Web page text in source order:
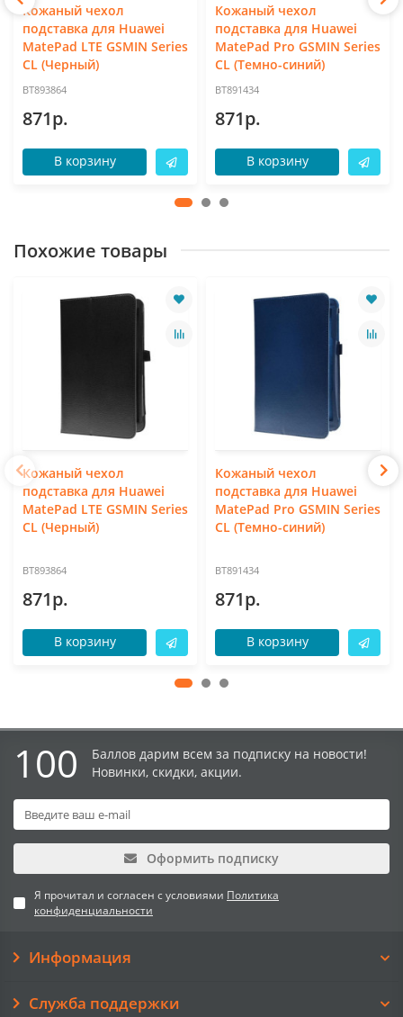
Кожаный чехол
подставка для Huawei
MatePad LTE GSMIN Series
CL (Черный)
BT893864
871р.
В корзину
Кожаный чехол
подставка для Huawei
MatePad Pro GSMIN Series
CL (Темно-синий)
BT891434
871р.
В корзину
Похожие товары
Кожаный чехол
подставка для Huawei
MatePad LTE GSMIN Series
CL (Черный)
BT893864
871р.
В корзину
Кожаный чехол
подставка для Huawei
MatePad Pro GSMIN Series
CL (Темно-синий)
BT891434
871р.
В корзину
100
Баллов дарим всем за подписку на новости!
Новинки, скидки, акции.
Оформить подписку
Я прочитал и согласен с условиями Политика
конфиденциальности
Информация
Служба поддержки